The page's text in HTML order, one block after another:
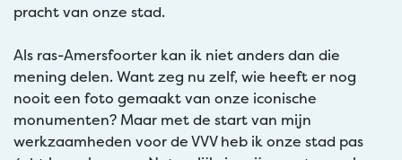
pracht van onze stad.
Als ras-Amersfoorter kan ik niet anders dan die
mening delen. Want zeg nu zelf, wie heeft er nog
nooit een foto gemaakt van onze iconische
monumenten? Maar met de start van mijn
werkzaamheden voor de VVV heb ik onze stad pas